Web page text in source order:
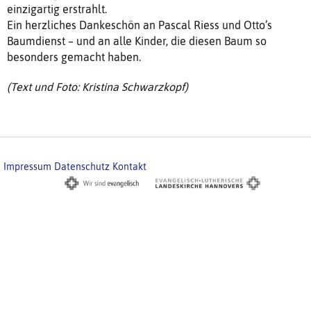
einzigartig erstrahlt.
Ein herzliches Dankeschön an Pascal Riess und Otto’s
Baumdienst – und an alle Kinder, die diesen Baum so
besonders gemacht haben.
(Text und Foto: Kristina Schwarzkopf)
Impressum Datenschutz Kontakt